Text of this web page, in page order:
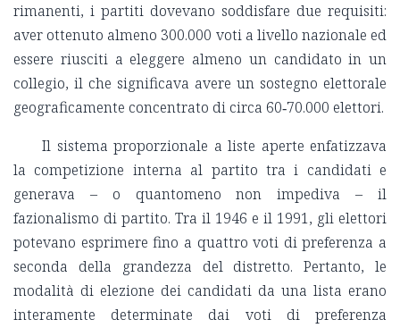
rimanenti, i partiti dovevano soddisfare due requisiti:
aver ottenuto almeno 300.000 voti a livello nazionale ed
essere riusciti a eleggere almeno un candidato in un
collegio, il che significava avere un sostegno elettorale
geograficamente concentrato di circa 60‑70.000 elettori.
Il sistema proporzionale a liste aperte enfatizzava
la competizione interna al partito tra i candidati e
generava – o quantomeno non impediva – il
fazionalismo di partito. Tra il 1946 e il 1991, gli elettori
potevano esprimere fino a quattro voti di preferenza a
seconda della grandezza del distretto. Pertanto, le
modalità di elezione dei candidati da una lista erano
interamente determinate dai voti di preferenza